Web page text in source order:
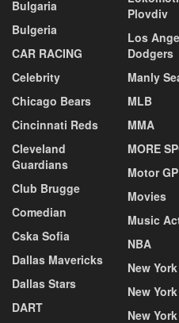
Bulgaria
Bulgeria
CAR RACING
Celebrity
Chicago Bears
Cincinnati Reds
Cleveland
Guardians
Club Brugge
Comedian
Cska Sofia
Dallas Mavericks
Dallas Stars
DART
Plovdiv
Los
Dodgers
Manly
MLB
MMA
MORE
Motor GP
Movies
Music
NBA
New
New
New